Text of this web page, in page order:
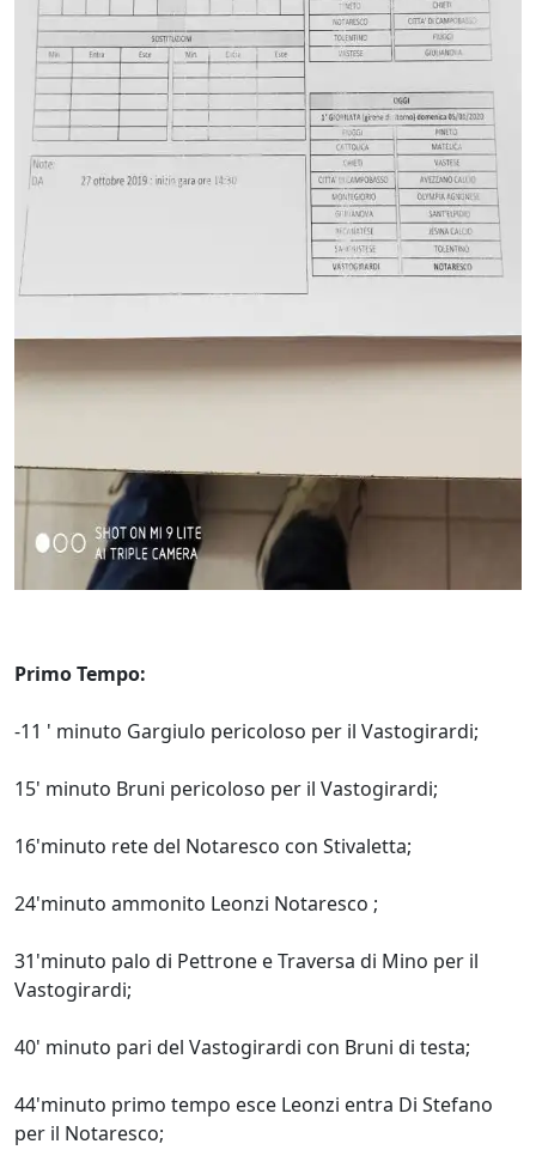
Primo Tempo:
-11 ' minuto Gargiulo pericoloso per il Vastogirardi;
15' minuto Bruni pericoloso per il Vastogirardi;
16'minuto rete del Notaresco con Stivaletta;
24'minuto ammonito Leonzi Notaresco ;
31'minuto palo di Pettrone e Traversa di Mino per il
Vastogirardi;
40' minuto pari del Vastogirardi con Bruni di testa;
44'minuto primo tempo esce Leonzi entra Di Stefano
per il Notaresco;